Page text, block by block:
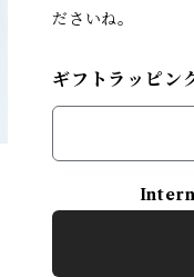
ださいね。
ギフトラッピン